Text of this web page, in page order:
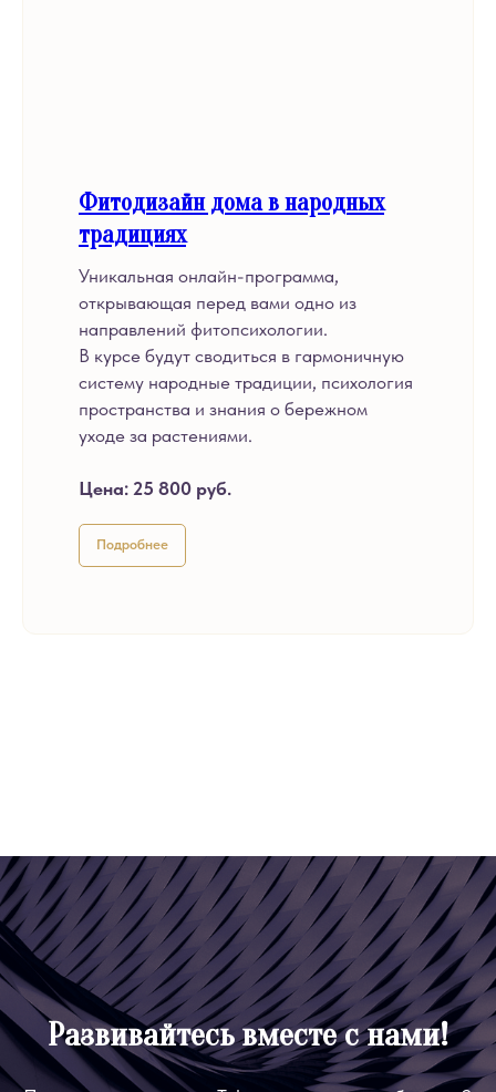
Фитодизайн дома в народных
традициях
Уникальная онлайн-программа,
открывающая перед вами одно из
направлений фитопсихологии.
В курсе будут сводиться в гармоничную
систему народные традиции, психология
пространства и знания о бережном
уходе за растениями.
Цена: 25 800 руб.
Подробнее
Развивайтесь вместе с нами!